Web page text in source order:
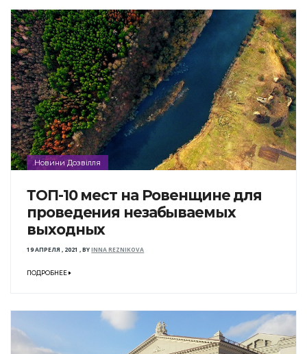
Новини Дозвілля
ТОП-10 мест на Ровенщине для
проведения незабываемых
выходных
19 АПРЕЛЯ , 2021 ,BYINNA REZNIKOVA
ПОДРОБНЕЕ